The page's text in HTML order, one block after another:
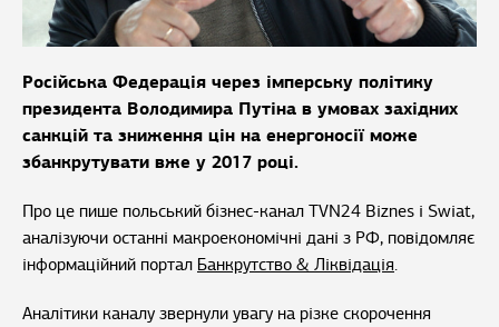
Російська Федерація через імперську політику
президента Володимира Путіна в умовах західних
санкцій та зниження цін на енергоносії може
збанкрутувати вже у 2017 році.
Про це пише польський бізнес-канал TVN24 Biznes i Swiat,
аналізуючи останні макроекономічні дані з РФ, повідомляє
інформаційний портал Банкрутство & Ліквідація.
Аналітики каналу звернули увагу на різке скорочення